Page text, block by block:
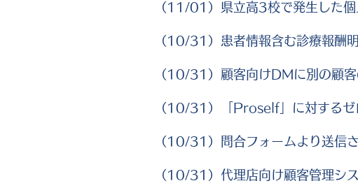
（11/01）県立高3校で発生した
（10/31）患者情報含む診療報酬
（10/31）顧客向けDMに別の顧
（10/31）「Proself」に対するゼ
（10/31）問合フォームより送信
（10/31）代理店向け顧客管理シ